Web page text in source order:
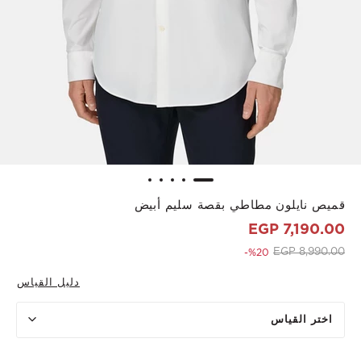
قميص نايلون مطاطي بقصة سليم أبيض
7,190.00 EGP
Price reduced from
8,990.00 EGP
to 7,190.00 EGP
%20-
دليل القياس
اختر القياس